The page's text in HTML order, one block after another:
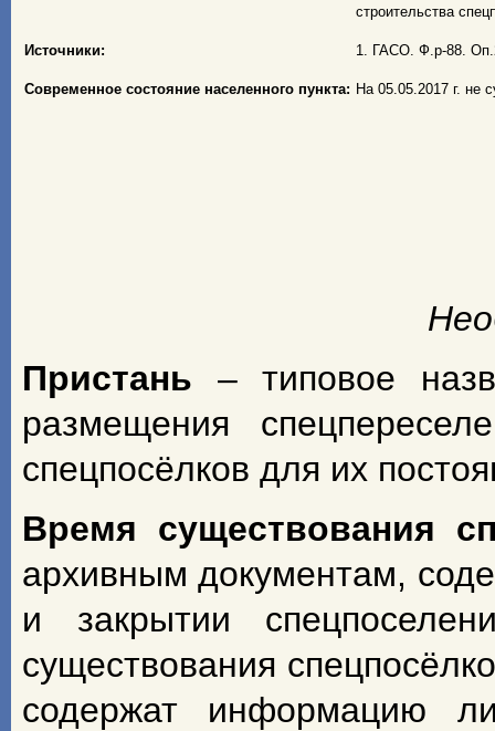
строительства
Источники: 1. ГАСО. Ф.р-88.
Современное состояние населенного пункта: На 05.05.2017 г. не
Пристань – типовое
размещения
спецпосёлков для их
Время существования
архивным документам,
и закрытии
существования
содержат информацию